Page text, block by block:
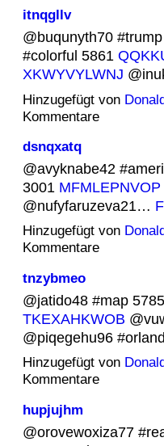
itnqgllv
@buqunyth70
#colorful 5861
XKWYVYLWNJ
Hinzugefügt von
Kommentare
dsnqxatq
@avyknabe42
3001 MFMLEPNVOP
@nufyfaruzeva21…
Hinzugefügt von Donald
Kommentare
tnzybmeo
@jatido48 #map 5785
TKEXAHKWOB
@piqegehu96
Hinzugefügt von Donald
Kommentare
hupjujhm
@orovewoxiza77